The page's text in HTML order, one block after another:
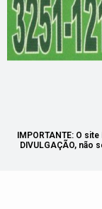
IMPORTANTE: O
DIVULGAÇÃO,